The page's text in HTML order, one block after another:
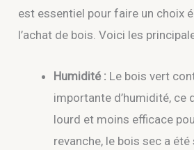
est essentiel pour faire un choix
l’achat de bois. Voici les
Humidité : Le bois vert
importante d’humidité, ce
lourd et moins efficace
revanche, le bois sec a